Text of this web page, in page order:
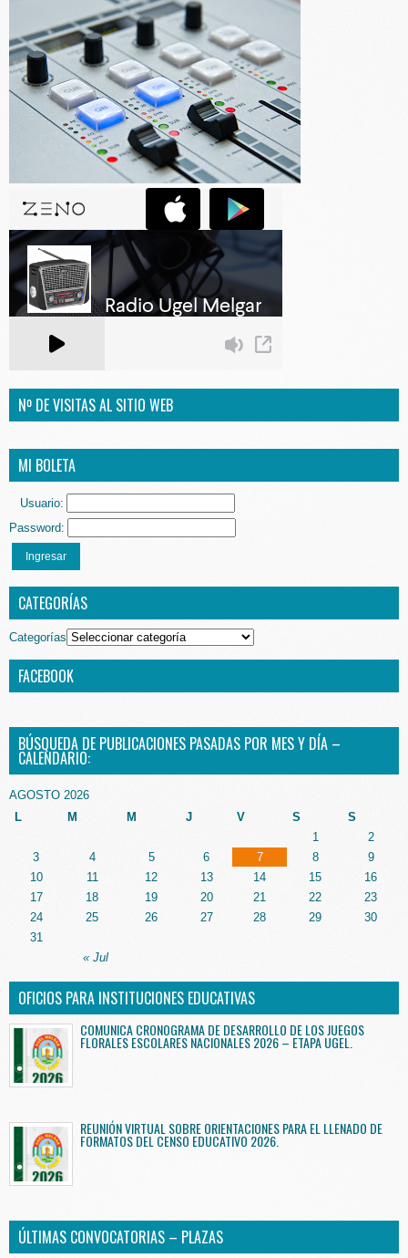
Nº DE VISITAS AL SITIO WEB
MI BOLETA
Usuario:
Password:
Ingresar
CATEGORÍAS
Categorías
FACEBOOK
BÚSQUEDA DE PUBLICACIONES PASADAS POR MES Y DÍA –
CALENDARIO:
AGOSTO 2026
L
M M J V S S
« Jul
1
2
3
4 5 6 7 8
9
10
11 12 13 14 15
16
17
18 19 20 21 22
23
24
25 26 27 28 29
30
31
OFICIOS PARA INSTITUCIONES EDUCATIVAS
COMUNICA CRONOGRAMA DE DESARROLLO DE LOS JUEGOS
FLORALES ESCOLARES NACIONALES 2026 – ETAPA UGEL.
REUNIÓN VIRTUAL SOBRE ORIENTACIONES PARA EL LLENADO DE
FORMATOS DEL CENSO EDUCATIVO 2026.
ÚLTIMAS CONVOCATORIAS – PLAZAS